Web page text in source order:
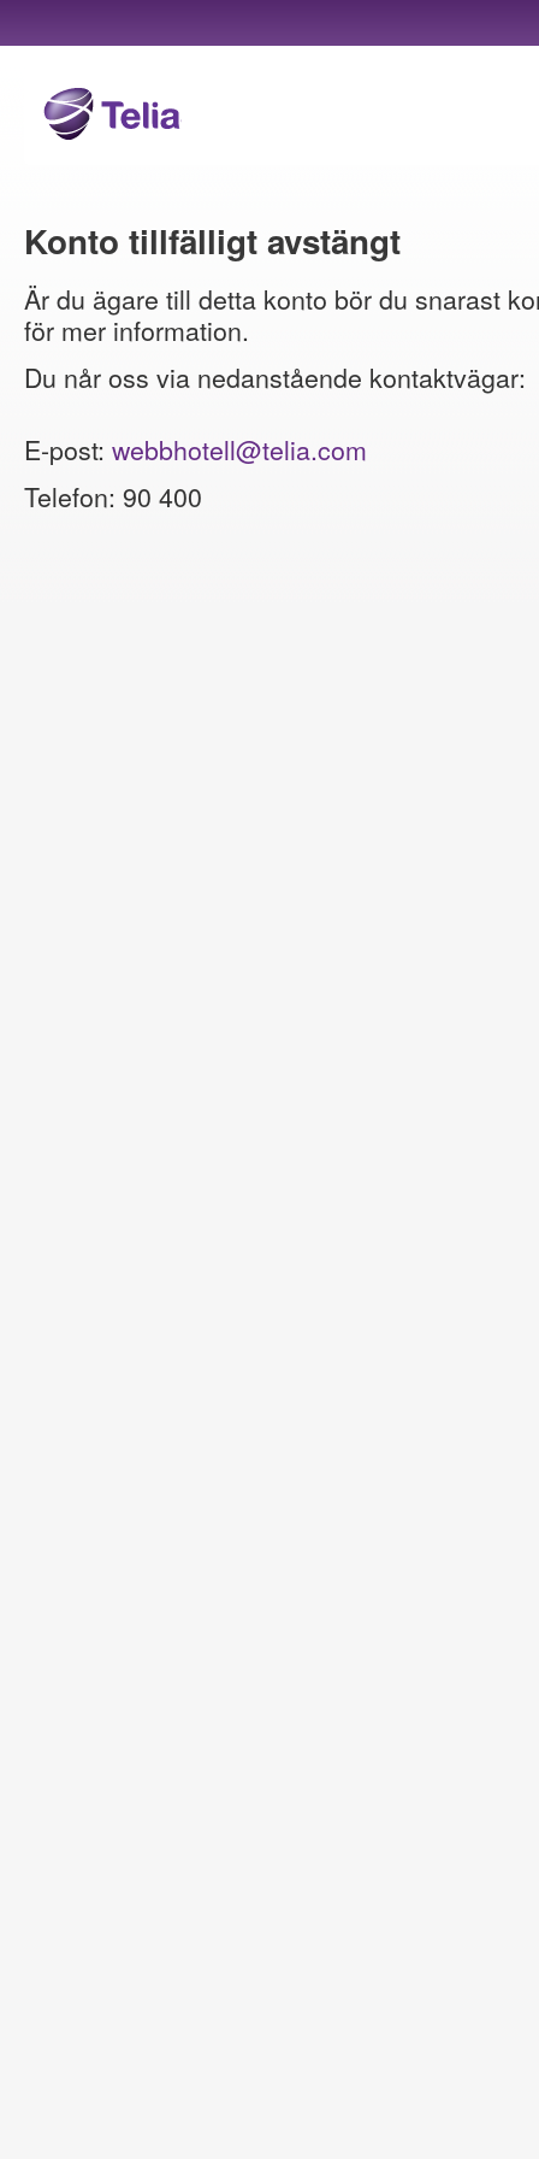
Konto tillfälligt avstängt
Är du ägare till detta konto bör du snarast
för mer information.
Du når oss via nedanstående kontaktvägar:
E-post: webbhotell@telia.com
Telefon: 90 400